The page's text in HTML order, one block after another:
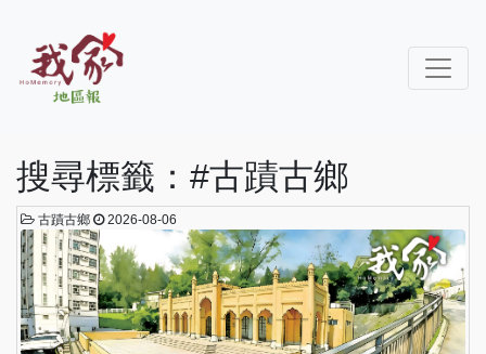
搜尋標籤：#古蹟古鄉
古蹟古鄉 2026-08-06